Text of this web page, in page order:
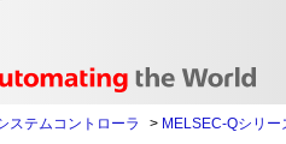
ステムコントローラ > MELSEC-Qシリー